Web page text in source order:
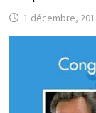
1 décembre,